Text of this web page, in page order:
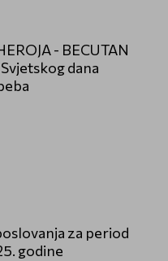
- BECUTAN
dana
za period
godine